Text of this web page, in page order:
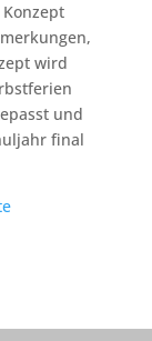
wird
und
final